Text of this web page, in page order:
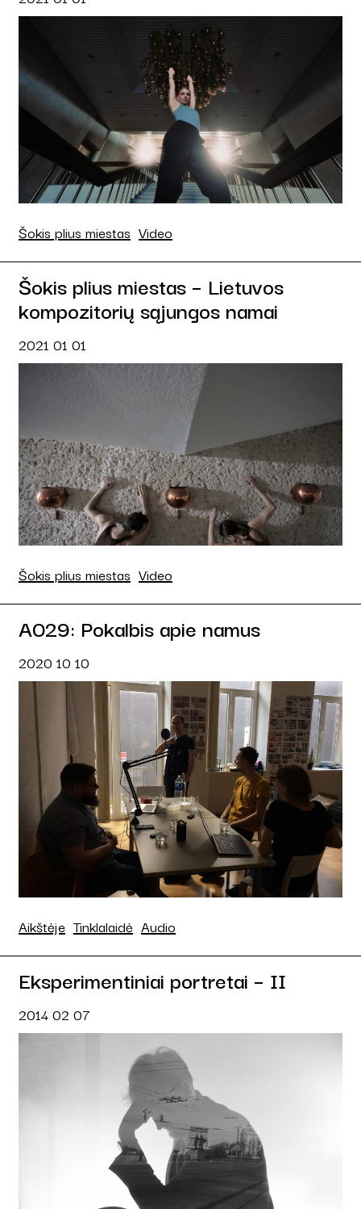
Šokis plius miestas Video
Šokis plius miestas – Lietuvos
kompozitorių sąjungos namai
2021 01 01
Šokis plius miestas Video
A029: Pokalbis apie namus
2020 10 10
Aikštėje Tinklalaidė Audio
Eksperimentiniai portretai – II
2014 02 07